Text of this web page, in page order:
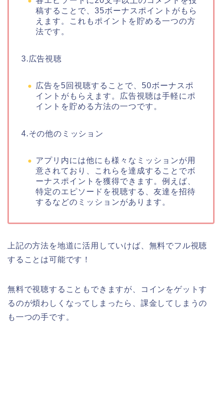
稿することで、35ボーナスポイントがもら
えます。これもポイントを貯める一つの方
法です。
3.広告視聴
広告を5回視聴することで、50ボーナスポ
イントがもらえます。広告視聴は手軽にポ
イントを貯める方法の一つです。
4.その他のミッション
アプリ内には他にも様々なミッションが用
意されており、これらを達成することでボ
ーナスポイントを獲得できます。例えば、
特定のエピソードを視聴する、友達を招待
するなどのミッションがあります。
上記の方法を地道に活用していけば、無料でフル視聴
することは可能です！
無料で視聴することもできますが、コインをゲットす
るのが煩わしくなってしまったら、課金してしまうの
も一つの手です。